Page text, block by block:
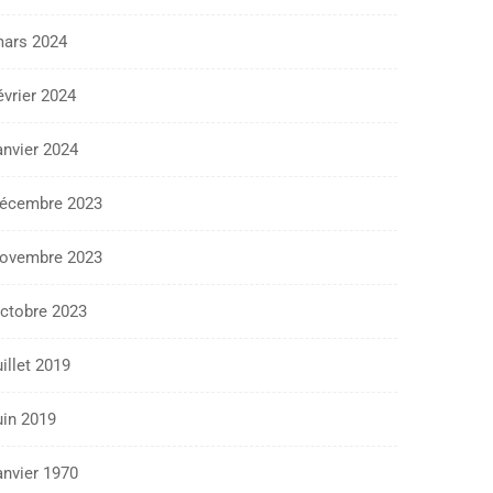
2024
2024
2024
2023
2023
2023
2019
2019
1970